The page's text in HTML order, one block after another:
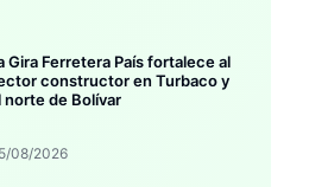
Gira Ferretera País fortalece al
constructor en Turbaco y
norte de Bolívar
08/2026